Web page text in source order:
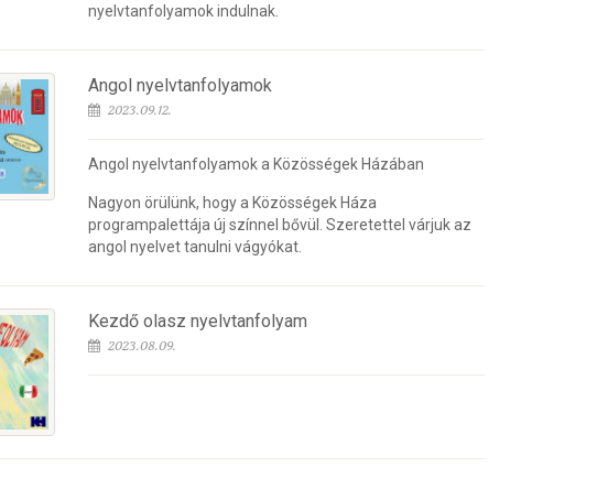
nyelvtanfolyamok indulnak.
Angol nyelvtanfolyamok
2023.09.12.
Angol nyelvtanfolyamok a Közösségek Házában
Nagyon örülünk, hogy a Közösségek Háza
programpalettája új színnel bővül. Szeretettel várjuk az
angol nyelvet tanulni vágyókat.
Kezdő olasz nyelvtanfolyam
2023.08.09.